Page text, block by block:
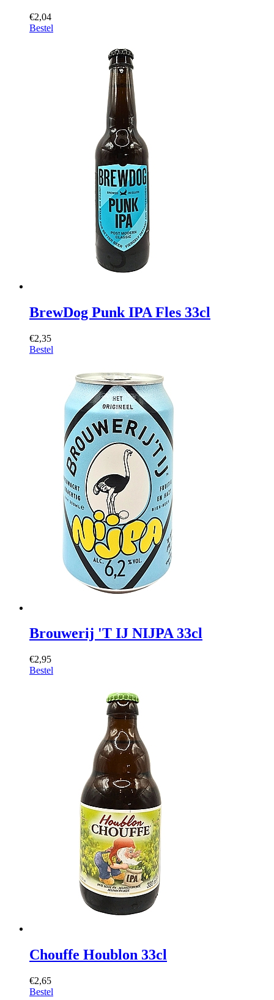
€2,04
Bestel
BrewDog Punk IPA Fles 33cl
€2,35
Bestel
Brouwerij 'T IJ NIJPA 33cl
€2,95
Bestel
Chouffe Houblon 33cl
€2,65
Bestel